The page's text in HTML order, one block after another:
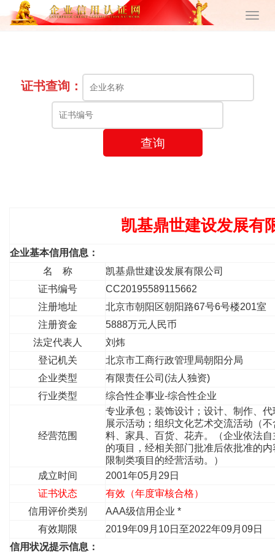
证书查询：
查询
凯基鼎世建设发展有
企业基本信用信息：
名 称
凯基鼎世建设发展有限公司
证书编号
CC20195589115662
注册地址
北京市朝阳区朝阳路67号6号楼201室
注册资金
5888万元人民币
法定代表人
刘炜
登记机关
北京市工商行政管理局朝阳分局
企业类型
有限责任公司(法人独资)
行业类型
综合性企事业-综合性企业
经营范围
专业承包；装饰设计；设计、制作、
展示活动；组织文化艺术交流活动（
料、家具、百货、花卉。（企业依法
的项目，经相关部门批准后依批准的
限制类项目的经营活动。）
成立时间
2001年05月29日
证书状态
有效（年度审核合格）
信用评价类别
AAA级信用企业 *
有效期限
2019年09月10日至2022年09月09日
信用状况提示信息：